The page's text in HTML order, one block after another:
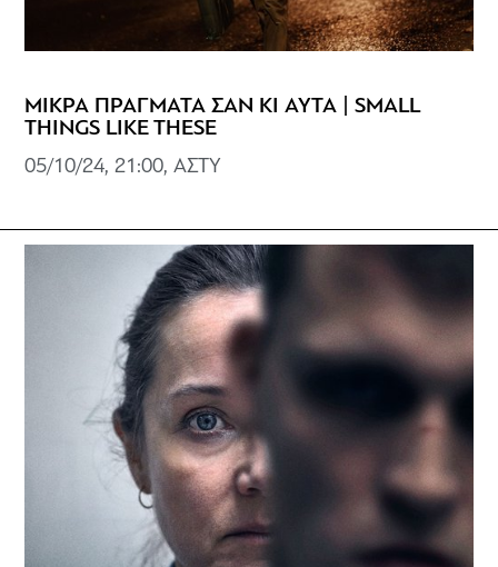
ΜΙΚΡΑ ΠΡΑΓΜΑΤΑ ΣΑΝ ΚΙ ΑΥΤΑ | SMALL
THINGS LIKE THESE
05/10/24, 21:00, ΑΣΤΥ